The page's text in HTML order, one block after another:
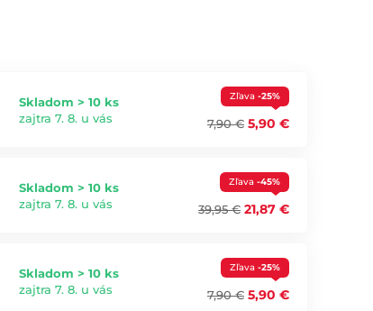
Skladom > 10 ks
zajtra 7. 8. u vás
Zľava -25%
7,90 € 5,90 €
Skladom > 10 ks
zajtra 7. 8. u vás
Zľava -45%
39,95 € 21,87 €
Skladom > 10 ks
zajtra 7. 8. u vás
Zľava -25%
7,90 € 5,90 €